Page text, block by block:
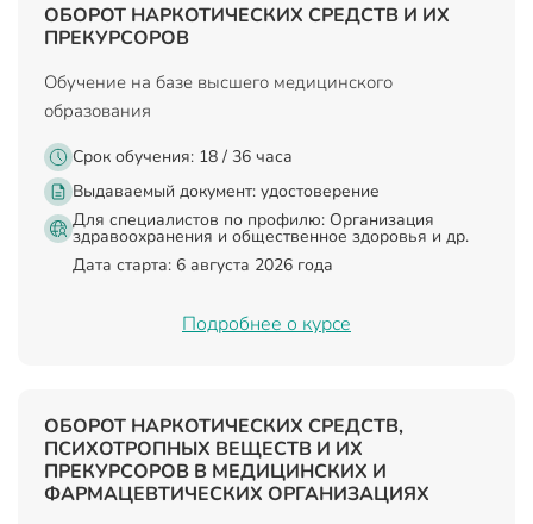
ОБОРОТ НАРКОТИЧЕСКИХ СРЕДСТВ И ИХ
ПРЕКУРСОРОВ
Обучение на базе высшего медицинского
образования
Срок обучения: 18 / 36 часа
Выдаваемый документ: удостоверение
Для специалистов по профилю: Организация
здравоохранения и общественное здоровья и др.
Дата старта: 6 августа 2026 года
Подробнее о курсе
ОБОРОТ НАРКОТИЧЕСКИХ СРЕДСТВ,
ПСИХОТРОПНЫХ ВЕЩЕСТВ И ИХ
ПРЕКУРСОРОВ В МЕДИЦИНСКИХ И
ФАРМАЦЕВТИЧЕСКИХ ОРГАНИЗАЦИЯХ